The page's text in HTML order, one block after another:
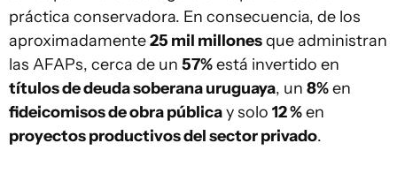
práctica conservadora. En consecuencia, de los
aproximadamente25 mil millonesque administran
las AFAPs, cerca de un 57%está invertido en
títulos de deuda soberana uruguaya, un 8%en
fideicomisos de obra públicay solo 12 %en
proyectos productivos del sector privado.